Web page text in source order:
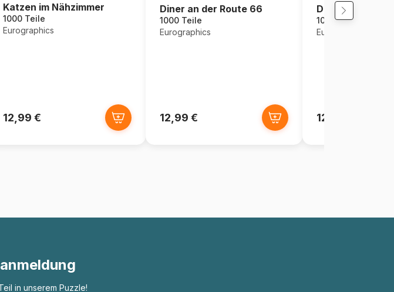
Katzen im Nähzimmer
1000 Teile
Eurographics
12,99 €
Diner an der Route 66
1000 Teile
Eurographics
12,99 €
Die alte
1000 Teile
Eurographics
12,99 €
in unserem Puzzle!